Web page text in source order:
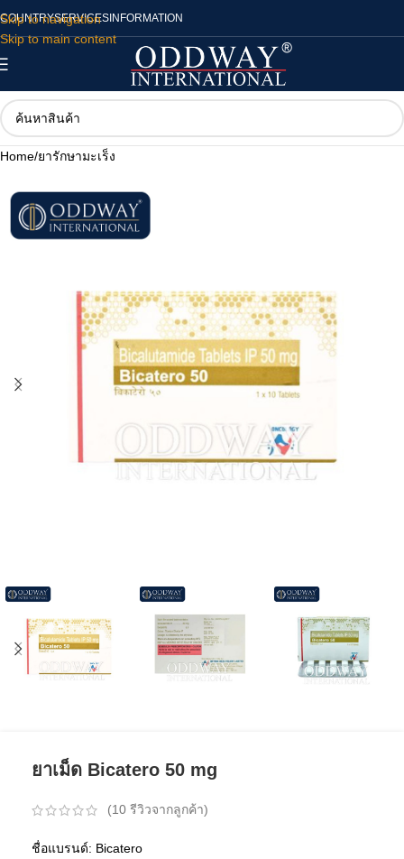
Skip to navigation
Skip to main content
COUNTRYSERVICES INFORMATION
Home/ยารักษามะเร็ง
ยาเม็ด Bicatero 50 mg
(10 รีวิวจากลูกค้า)
ชื่อแบรนด์: Bicatero